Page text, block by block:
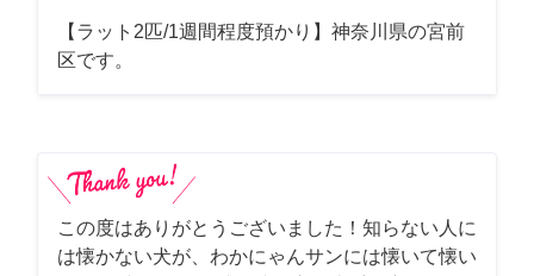
【ラット2匹/1週間程度預かり】神奈川県の宮前
区です。
この度はありがとうございました！知らない人に
は懐かない犬が、わかにゃんサンには懐いて懐い